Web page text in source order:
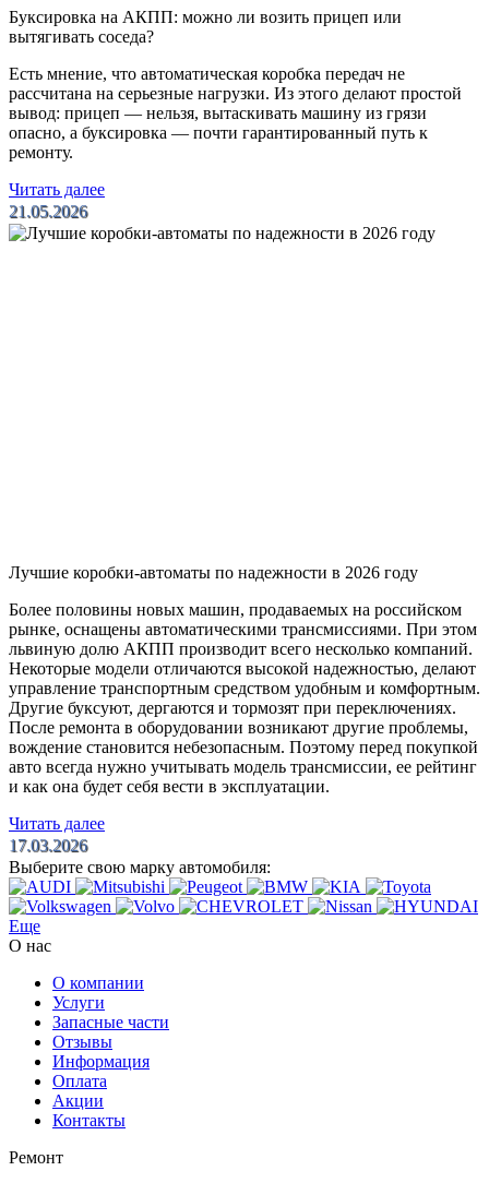
Буксировка на АКПП: можно ли возить прицеп или
вытягивать соседа?
Есть мнение, что автоматическая коробка передач не
рассчитана на серьезные нагрузки. Из этого делают простой
вывод: прицеп — нельзя, вытаскивать машину из грязи
опасно, а буксировка — почти гарантированный путь к
ремонту.
Читать далее
21.05.2026
Лучшие коробки-автоматы по надежности в 2026 году
Более половины новых машин, продаваемых на российском
рынке, оснащены автоматическими трансмиссиями. При этом
львиную долю АКПП производит всего несколько компаний.
Некоторые модели отличаются высокой надежностью, делают
управление транспортным средством удобным и комфортным.
Другие буксуют, дергаются и тормозят при переключениях.
После ремонта в оборудовании возникают другие проблемы,
вождение становится небезопасным. Поэтому перед покупкой
авто всегда нужно учитывать модель трансмиссии, ее рейтинг
и как она будет себя вести в эксплуатации.
Читать далее
17.03.2026
Выберите свою марку автомобиля:
Еще
О нас
О компании
Услуги
Запасные части
Отзывы
Информация
Оплата
Акции
Контакты
Ремонт